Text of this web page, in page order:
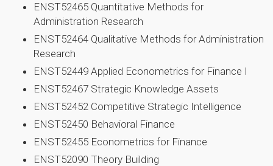
ENST52465 Quantitative Methods for
Administration Research
ENST52464 Qualitative Methods for Administration
Research
ENST52449 Applied Econometrics for Finance I
ENST52467 Strategic Knowledge Assets
ENST52452 Competitive Strategic Intelligence
ENST52450 Behavioral Finance
ENST52455 Econometrics for Finance
ENST52090 Theory Building